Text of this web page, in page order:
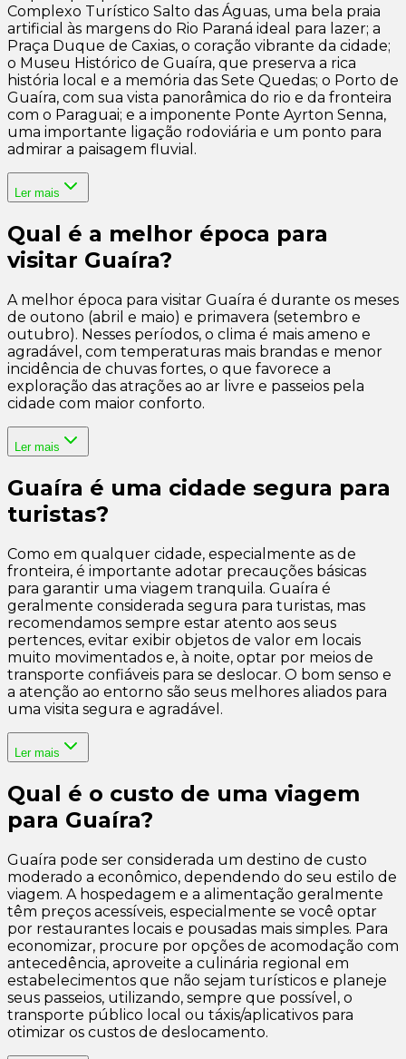
Complexo Turístico Salto das Águas, uma bela praia
artificial às margens do Rio Paraná ideal para lazer; a
Praça Duque de Caxias, o coração vibrante da cidade;
o Museu Histórico de Guaíra, que preserva a rica
história local e a memória das Sete Quedas; o Porto de
Guaíra, com sua vista panorâmica do rio e da fronteira
com o Paraguai; e a imponente Ponte Ayrton Senna,
uma importante ligação rodoviária e um ponto para
admirar a paisagem fluvial.
Ler mais
Qual é a melhor época para
visitar Guaíra?
A melhor época para visitar Guaíra é durante os meses
de outono (abril e maio) e primavera (setembro e
outubro). Nesses períodos, o clima é mais ameno e
agradável, com temperaturas mais brandas e menor
incidência de chuvas fortes, o que favorece a
exploração das atrações ao ar livre e passeios pela
cidade com maior conforto.
Ler mais
Guaíra é uma cidade segura para
turistas?
Como em qualquer cidade, especialmente as de
fronteira, é importante adotar precauções básicas
para garantir uma viagem tranquila. Guaíra é
geralmente considerada segura para turistas, mas
recomendamos sempre estar atento aos seus
pertences, evitar exibir objetos de valor em locais
muito movimentados e, à noite, optar por meios de
transporte confiáveis para se deslocar. O bom senso e
a atenção ao entorno são seus melhores aliados para
uma visita segura e agradável.
Ler mais
Qual é o custo de uma viagem
para Guaíra?
Guaíra pode ser considerada um destino de custo
moderado a econômico, dependendo do seu estilo de
viagem. A hospedagem e a alimentação geralmente
têm preços acessíveis, especialmente se você optar
por restaurantes locais e pousadas mais simples. Para
economizar, procure por opções de acomodação com
antecedência, aproveite a culinária regional em
estabelecimentos que não sejam turísticos e planeje
seus passeios, utilizando, sempre que possível, o
transporte público local ou táxis/aplicativos para
otimizar os custos de deslocamento.